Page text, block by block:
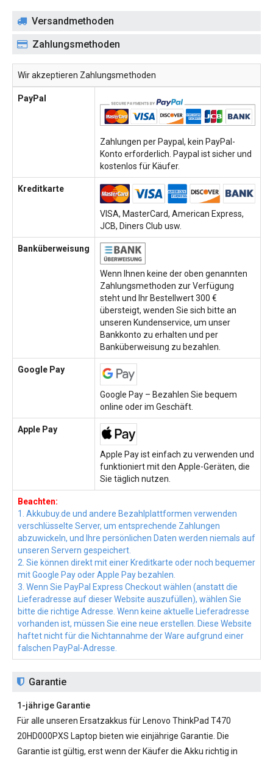
Versandmethoden
Zahlungsmethoden
Wir akzeptieren Zahlungsmethoden
PayPal
Zahlungen per Paypal, kein PayPal-
Konto erforderlich. Paypal ist sicher und
kostenlos für Käufer.
Kreditkarte
VISA, MasterCard, American Express,
JCB, Diners Club usw.
Banküberweisung
Wenn Ihnen keine der oben genannten
Zahlungsmethoden zur Verfügung
steht und Ihr Bestellwert 300 €
übersteigt, wenden Sie sich bitte an
unseren Kundenservice, um unser
Bankkonto zu erhalten und per
Banküberweisung zu bezahlen.
Google Pay
Google Pay – Bezahlen Sie bequem
online oder im Geschäft.
Apple Pay
Apple Pay ist einfach zu verwenden und
funktioniert mit den Apple-Geräten, die
Sie täglich nutzen.
Beachten:
1. Akkubuy.de und andere Bezahlplattformen verwenden
verschlüsselte Server, um entsprechende Zahlungen
abzuwickeln, und Ihre persönlichen Daten werden niemals auf
unseren Servern gespeichert.
2. Sie können direkt mit einer Kreditkarte oder noch bequemer
mit Google Pay oder Apple Pay bezahlen.
3. Wenn Sie PayPal Express Checkout wählen (anstatt die
Lieferadresse auf dieser Website auszufüllen), wählen Sie
bitte die richtige Adresse. Wenn keine aktuelle Lieferadresse
vorhanden ist, müssen Sie eine neue erstellen. Diese Website
haftet nicht für die Nichtannahme der Ware aufgrund einer
falschen PayPal-Adresse.
Garantie
1-jährige Garantie
Für alle unseren Ersatzakkus für Lenovo ThinkPad T470
20HD000PXS Laptop bieten wie einjährige Garantie. Die
Garantie ist gültig, erst wenn der Käufer die Akku richtig in